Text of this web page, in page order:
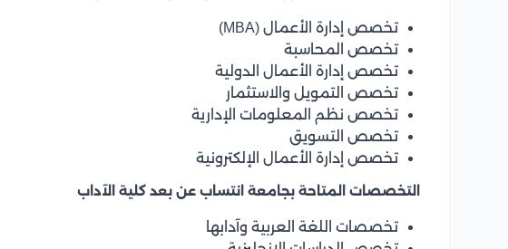
تخصص إدارة الأعمال (MBA)
تخصص المحاسبة
تخصص إدارة الأعمال الدولية
تخصص التمويل والاستثمار
تخصص نظم المعلومات الإدارية
تخصص التسويق
تخصص إدارة الأعمال الإلكترونية
التخصصات المتاحة بجامعة انتساب عن بعد كلية الآداب
تخصصات اللغة العربية وآدابها